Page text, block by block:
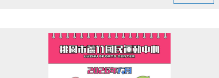
-洽詢專線：03-2639066 #112
-官網 :
https://www.lzsports.com.tw/zh_TW/news/pageID/1/
-FB : 桃園市蘆竹國民運動中心